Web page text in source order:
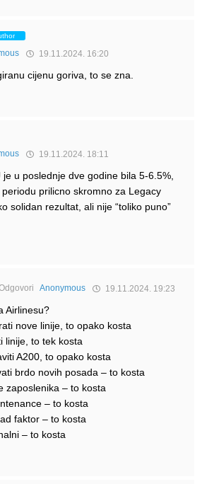
19.11.2024. 16:20
cijenu goriva, to se zna.
19.11.2024. 18:11
u poslednje dve godine bila 5-6.5%,
prilicno skromno za Legacy
solidan rezultat, ali nije “toliko puno”
Anonymous 19.11.2024. 19:23
Airlinesu?
nove linije, to opako kosta
linije, to tek kosta
A200, to opako kosta
brdo novih posada – to kosta
zaposlenika – to kosta
– to kosta
faktor – to kosta
– to kosta